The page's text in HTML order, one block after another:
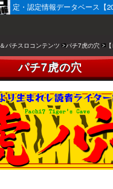
定・認定情報データベース【
パチスロコンテンツ パチ7虎の穴
パチ7虎の穴